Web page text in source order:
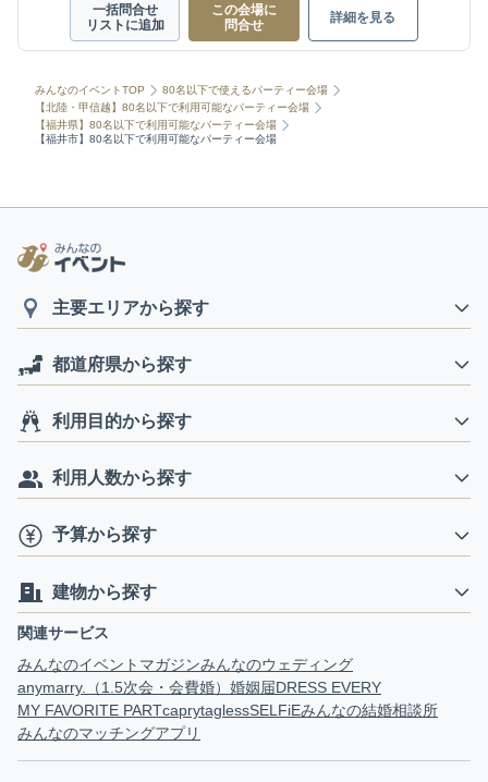
一括問合せ
リストに追加
この会場に
問合せ
詳細を見る
みんなのイベントTOP
80名以下で使えるパーティー会場
【北陸・甲信越】80名以下で利用可能なパーティー会場
【福井県】80名以下で利用可能なパーティー会場
【福井市】80名以下で利用可能なパーティー会場
主要エリアから探す
都道府県から探す
利用目的から探す
利用人数から探す
予算から探す
建物から探す
関連サービス
みんなのイベントマガジンみんなのウェディング
anymarry.（1.5次会・会費婚） 婚姻届DRESS EVERY
MY FAVORITE PARTcaprytaglessSELFiEみんなの結婚相談所
みんなのマッチングアプリ